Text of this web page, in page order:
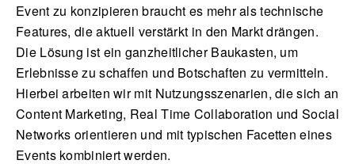
Event zu konzipieren braucht es mehr als technische
Features, die aktuell verstärkt in den Markt drängen.
Die Lösung ist ein ganzheitlicher Baukasten, um
Erlebnisse zu schaffen und Botschaften zu vermitteln.
Hierbei arbeiten wir mit Nutzungsszenarien, die sich an
Content Marketing, Real Time Collaboration und Social
Networks orientieren und mit typischen Facetten eines
Events kombiniert werden.